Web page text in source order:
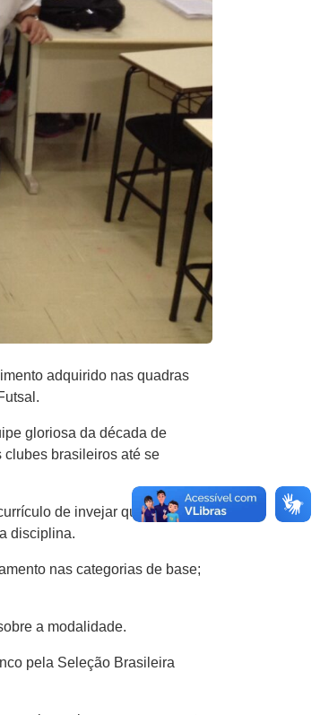
adquirido nas quadras
gloriosa da década de
clubes brasileiros até se
de invejar qualquer
disciplina.
nas categorias de base;
a modalidade.
pela Seleção Brasileira